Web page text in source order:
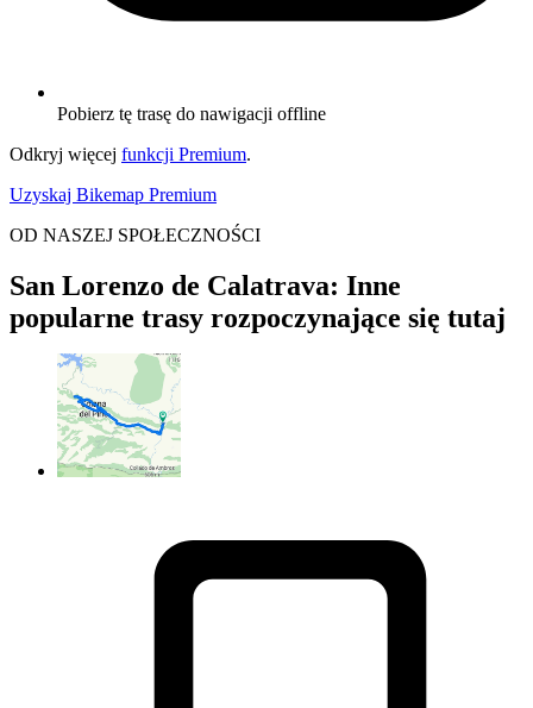
Pobierz tę trasę do nawigacji offline
Odkryj więcej funkcji Premium.
Uzyskaj Bikemap Premium
OD NASZEJ SPOŁECZNOŚCI
San Lorenzo de Calatrava: Inne
popularne trasy rozpoczynające się tutaj